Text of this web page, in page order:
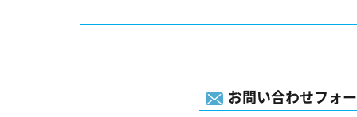
お問い合わせフォ